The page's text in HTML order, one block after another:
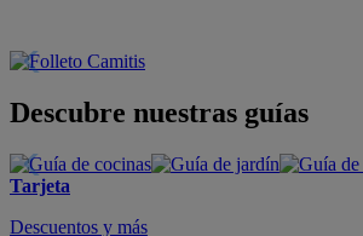
Descubre nuestras guías
Tarjeta
Descuentos y más